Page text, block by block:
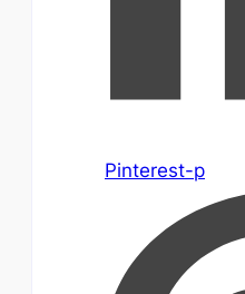
Pinterest-p